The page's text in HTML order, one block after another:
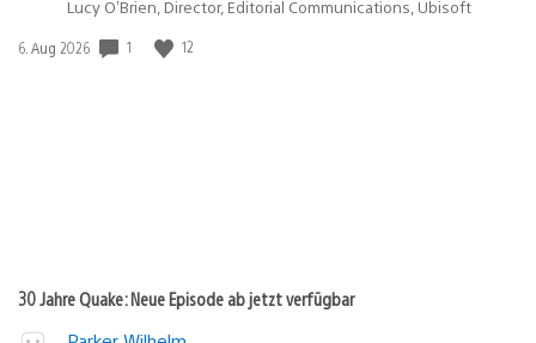
Lucy O’Brien, Director, Editorial Communications, Ubisoft
Veröffentlichungsdatum:
6. Aug 2026 1 12
30 Jahre Quake: Neue Episode ab jetzt verfügbar